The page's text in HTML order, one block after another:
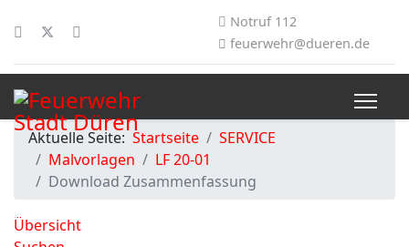
Notruf 112
feuerwehr@dueren.de
Aktuelle Seite: Startseite
SERVICE
Malvorlagen
LF 20-01
Download Zusammenfassung
Übersicht